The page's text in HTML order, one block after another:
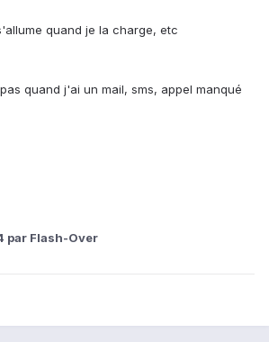
quand je la charge, etc
quand j'ai un mail, sms, appel manqué
par Flash-Over